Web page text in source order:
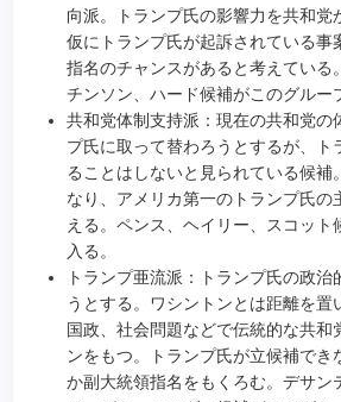
向派。トランプ氏の影響力を共和党
仮にトランプ氏が起訴されている事
指名のチャンスがあると考えている
チンソン、ハード候補がこのグルー
共和党体制支持派：現在の共和党の
プ氏に取って替わろうとするが、ト
ることはしないと見られている候補
なり、アメリカ第一のトランプ氏の
える。ペンス、ヘイリー、スコット
入る。
トランプ亜流派：トランプ氏の政治
うとする。ワシントンとは距離を置
国政、社会問題などで伝統的な共和
ンをもつ。トランプ氏が立候補でき
か副大統領指名をもくろむ。デサン